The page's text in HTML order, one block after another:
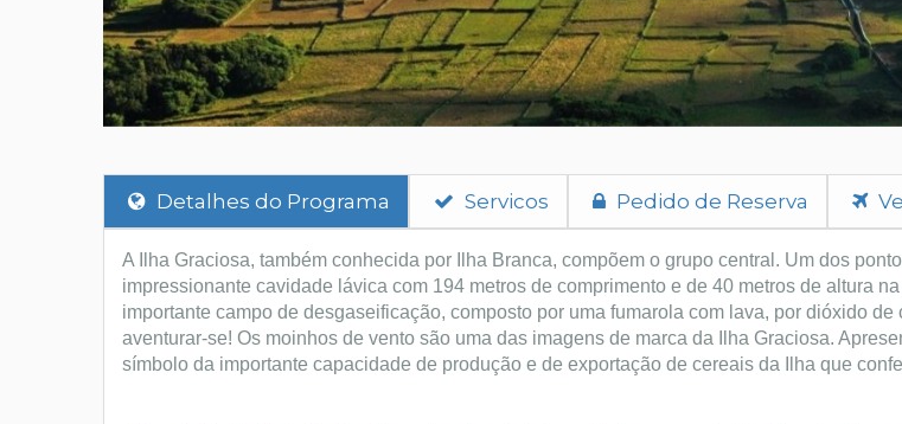
Detalhes do Programa Servicos Pedido de Reserva
A Ilha Graciosa, também conhecida por Ilha Branca, compõem o grupo central. Um dos
impressionante cavidade lávica com 194 metros de comprimento e de 40 metros de altura
importante campo de desgaseificação, composto por uma fumarola com lava, por dióxido
aventurar-se! Os moinhos de vento são uma das imagens de marca da Ilha Graciosa.
símbolo da importante capacidade de produção e de exportação de cereais da Ilha que